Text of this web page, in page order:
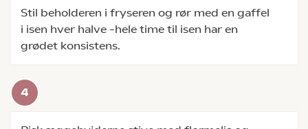
Stil beholderen i fryseren og rør med en gaffel
i isen hver halve –hele time til isen har en
grødet konsistens.